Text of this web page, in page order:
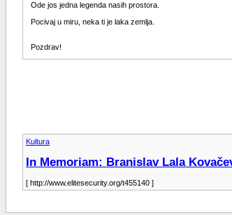
Ode jos jedna legenda nasih prostora.
Pocivaj u miru, neka ti je laka zemlja.
Pozdrav!
Kultura
In Memoriam: Branislav Lala
[ http://www.elitesecurity.org/t455140 ]